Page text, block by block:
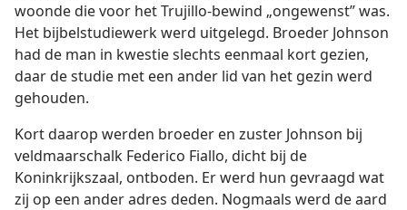
woonde die voor het Trujillo-bewind „ongewenst” was.
Het bijbelstudiewerk werd uitgelegd. Broeder Johnson
had de man in kwestie slechts eenmaal kort gezien,
daar de studie met een ander lid van het gezin werd
gehouden.
Kort daarop werden broeder en zuster Johnson bij
veldmaarschalk Federico Fiallo, dicht bij de
Koninkrijkszaal, ontboden. Er werd hun gevraagd wat
zij op een ander adres deden. Nogmaals werd de aard